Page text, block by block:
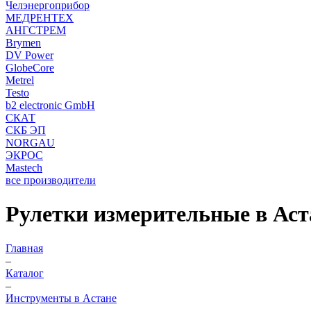
Челэнергоприбор
МЕДРЕНТЕХ
АНГСТРЕМ
Brymen
DV Power
GlobeCore
Metrel
Testo
b2 electronic GmbH
СКАТ
СКБ ЭП
NORGAU
ЭКРОС
Mastech
все производители
Рулетки измерительные в
Главная
–
Каталог
–
Инструменты в Астане